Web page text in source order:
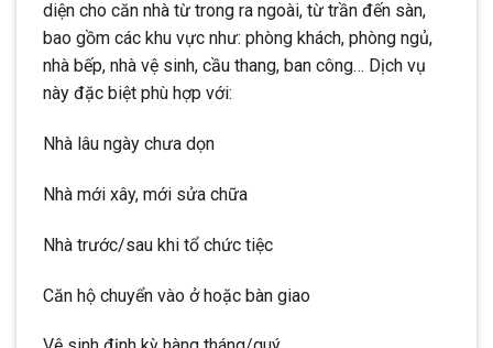
diện cho căn nhà từ trong ra ngoài, từ trần đến sàn,
bao gồm các khu vực như: phòng khách, phòng ngủ,
nhà bếp, nhà vệ sinh, cầu thang, ban công… Dịch vụ
này đặc biệt phù hợp với:
Nhà lâu ngày chưa dọn
Nhà mới xây, mới sửa chữa
Nhà trước/sau khi tổ chức tiệc
Căn hộ chuyển vào ở hoặc bàn giao